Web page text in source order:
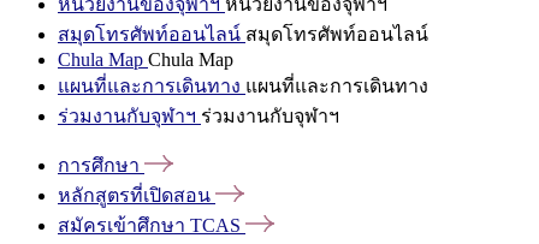
หน่วยงานของจุฬาฯ หน่วยงานของจุฬาฯ
สมุดโทรศัพท์ออนไลน์ สมุดโทรศัพท์ออนไลน์
Chula Map Chula Map
แผนที่และการเดินทาง แผนที่และการเดินทาง
ร่วมงานกับจุฬาฯ ร่วมงานกับจุฬาฯ
การศึกษา
หลักสูตรที่เปิดสอน
สมัครเข้าศึกษา TCAS